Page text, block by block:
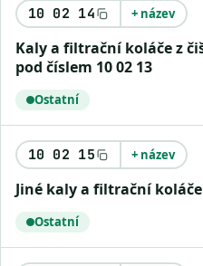
10 02 14 + název
Kaly a filtrační koláče z čištění plynu neuvedené
pod číslem 10 02 13
Ostatní
10 02 15 + název
Jiné kaly a filtrační koláče
Ostatní